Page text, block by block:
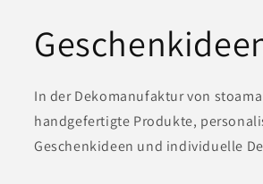
In der Dekomanufaktur von
handgefertigte Produkte,
Geschenkideen und individuelle